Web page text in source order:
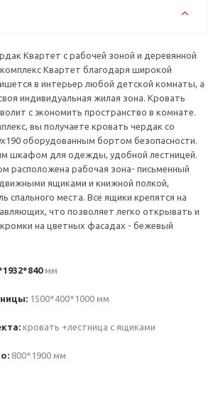
Квартет с рабочей зоной и деревянной
Квартет благодаря широкой
в интерьер любой детской комнаты, а
индивидуальная жилая зона. Кровать
с экономить пространство в комнате.
вы получаете кровать чердак со
оборудованным бортом безопасности.
шкафом для одежды, удобной лестницей.
расположена рабочая зона- письменный
ящиками и книжной полкой,
спального места. Все ящики крепятся на
что позволяет легко открывать и
на цветных фасадах - бежевый
мм
1500*400*1000 мм
кровать +лестница с ящиками
800*1900 мм